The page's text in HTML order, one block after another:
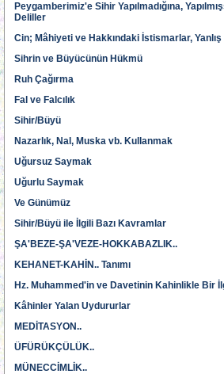
Peygamberimiz'e Sihir Yapılmadığına,
Deliller
Cin; Mâhiyeti ve Hakkındaki İstismarlar,
Sihrin ve Büyücünün Hükmü
Ruh Çağırma
Fal ve Falcılık
Sihir/Büyü
Nazarlık, Nal, Muska vb. Kullanmak
Uğursuz Saymak
Uğurlu Saymak
Ve Günümüz
Sihir/Büyü ile İlgili Bazı Kavramlar
ŞA'BEZE-ŞA'VEZE-HOKKABAZLIK..
KEHANET-KAHİN.. Tanımı
Hz. Muhammed'in ve Davetinin Kahinlikle Bir
Kâhinler Yalan Uydururlar
MEDİTASYON..
ÜFÜRÜKÇÜLÜK..
MÜNECCİMLİK..